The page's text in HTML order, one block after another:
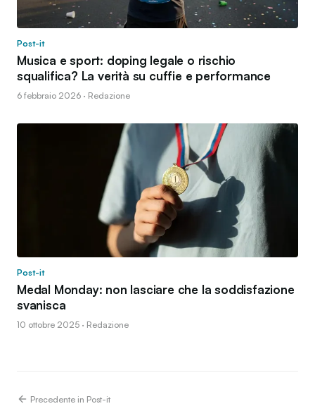
Post-it
Musica e sport: doping legale o rischio
squalifica? La verità su cuffie e performance
6 febbraio 2026 · Redazione
Post-it
Medal Monday: non lasciare che la soddisfazione
svanisca
10 ottobre 2025 · Redazione
Precedente in Post-it